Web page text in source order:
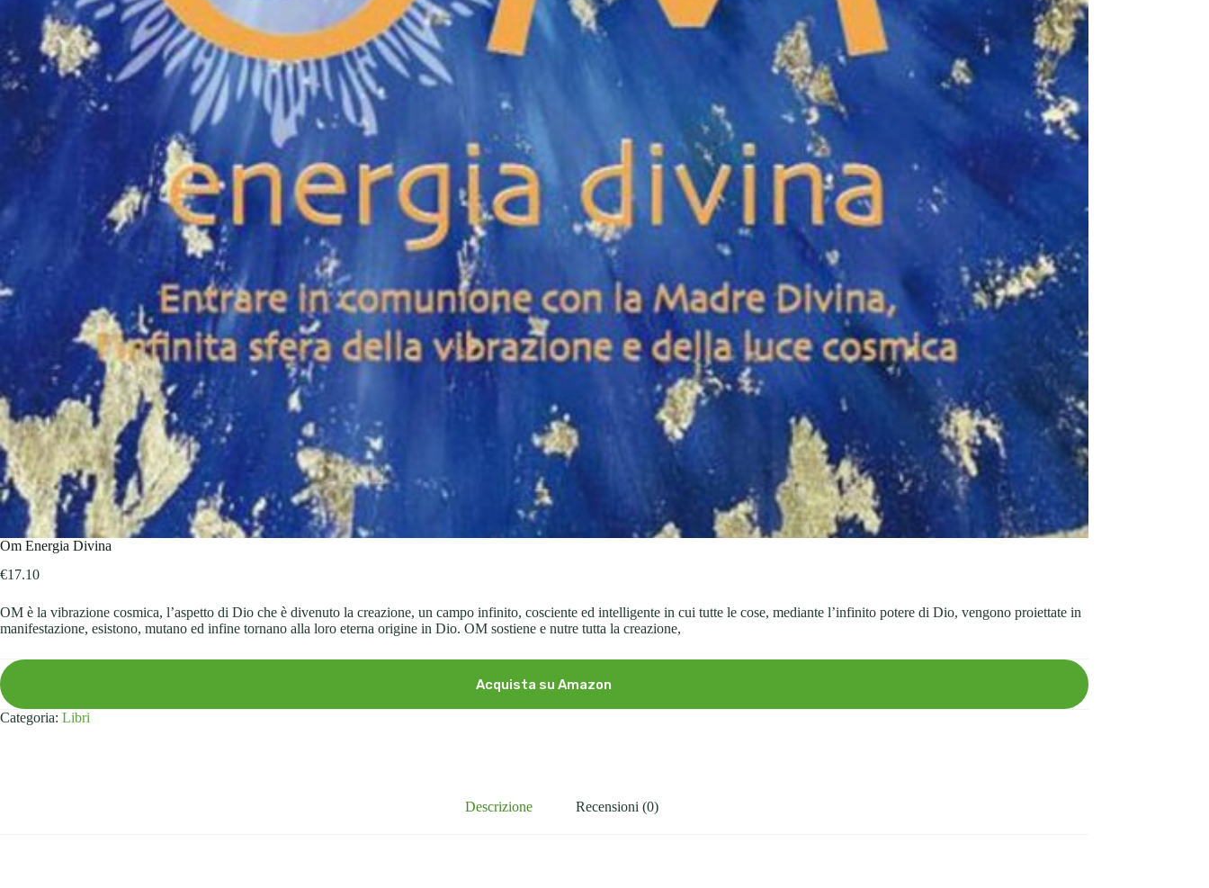
Om Energia Divina
€17.10
OM è la vibrazione cosmica, l’aspetto di Dio che è divenuto la creazione, un campo infinito, cosciente ed intelligente in cui tutte le cose, mediante l’infinito potere di Dio, vengono proiettate in
manifestazione, esistono, mutano ed infine tornano alla loro eterna origine in Dio. OM sostiene e nutre tutta la creazione,
Acquista su Amazon
Categoria: Libri
Descrizione Recensioni (0)